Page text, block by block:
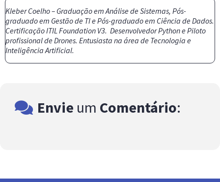
Kleber Coelho – Graduação em Análise de Sistemas, Pós-
graduado em Gestão de TI e Pós-graduado em Ciência de Dados.
Certificação ITIL Foundation V3. Desenvolvedor Python e Piloto
profissional de Drones. Entusiasta na área de Tecnologia e
Inteligência Artificial.
Envie um Comentário: